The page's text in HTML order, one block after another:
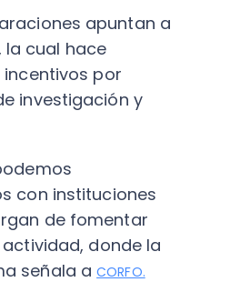
apuntan a
, la cual hace
por
investigación y
con instituciones
de fomentar
donde la
señala aCORFO.